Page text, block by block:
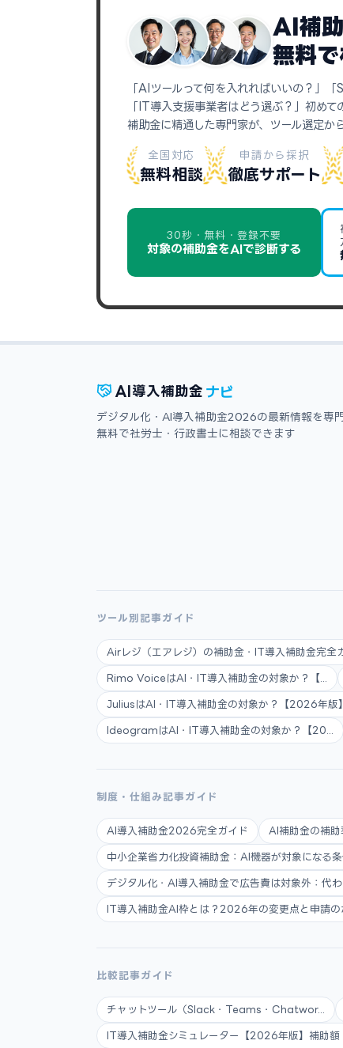
AI補助
無料で
「AIツールって何を入れればいいの？」「
「IT導入支援事業者はどう選ぶ？」初めて
補助金に精通した専門家が、ツール選定か
全国対応
無料相談
申請から採択
徹底サポート
30秒・無料・登録不要
対象の補助金をAIで診断する
AI 導入補助金 ナビ
デジタル化・AI導入補助金2026の最新情報を専
無料で社労士・行政書士に相談できます
ツール別記事ガイド
Airレジ（エアレジ）の補助金・IT導入補助金完全ガ
Rimo VoiceはAI・IT導入補助金の対象か？【...
JuliusはAI・IT導入補助金の対象か？【2026年版】
IdeogramはAI・IT導入補助金の対象か？【20...
制度・仕組み記事ガイド
AI導入補助金2026完全ガイド AI補助金の補助
中小企業省力化投資補助金：AI機器が対象になる条
デジタル化・AI導入補助金で広告費は対象外：代わ
IT導入補助金AI枠とは？2026年の変更点と申請の
比較記事ガイド
チャットツール（Slack・Teams・Chatwor...
IT導入補助金シミュレーター【2026年版】補助額